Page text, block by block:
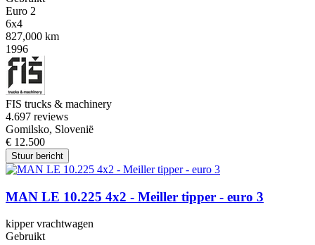
Euro 2
6x4
827,000 km
1996
FIS trucks & machinery
4.697 reviews
Gomilsko, Slovenië
€ 12.500
Stuur bericht
MAN LE 10.225 4x2 - Meiller tipper - euro 3
kipper vrachtwagen
Gebruikt